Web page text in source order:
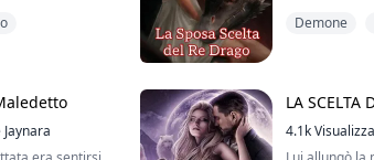
andasse a
ci avrebbe
fosse vero. Che
il grande
Nessuno
eseguito ogni
state scelte in
Demone
LA SCELTA
4.1k